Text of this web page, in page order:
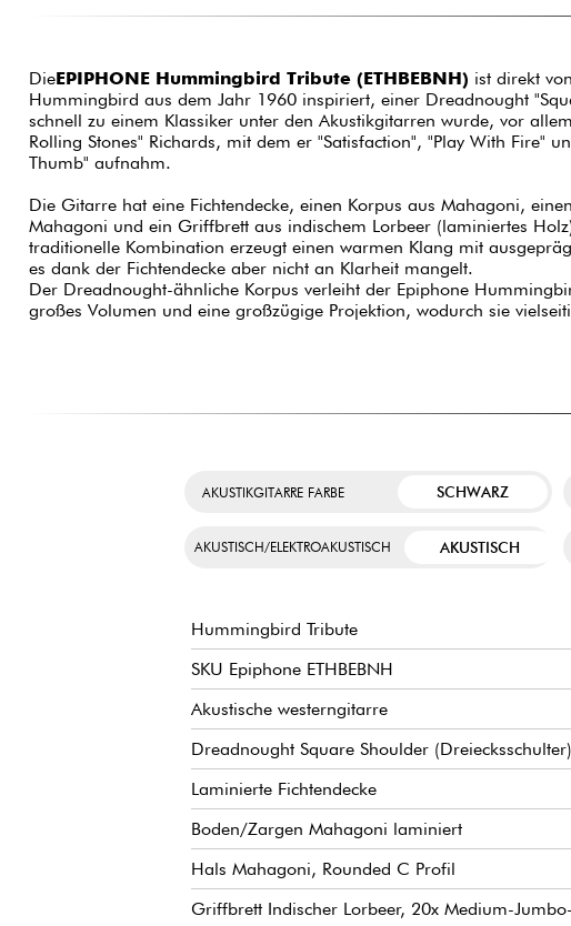
DieEPIPHONE Hummingbird Tribute (ETHBEBNH) ist direkt
Hummingbird aus dem Jahr 1960 inspiriert, einer Dreadnought
schnell zu einem Klassiker unter den Akustikgitarren wurde, vor
Rolling Stones" Richards, mit dem er "Satisfaction", "Play With Fire"
Thumb" aufnahm.
Die Gitarre hat eine Fichtendecke, einen Korpus aus Mahagoni,
Mahagoni und ein Griffbrett aus indischem Lorbeer (laminiertes
traditionelle Kombination erzeugt einen warmen Klang mit
es dank der Fichtendecke aber nicht an Klarheit mangelt.
Der Dreadnought-ähnliche Korpus verleiht der Epiphone
großes Volumen und eine großzügige Projektion, wodurch sie
AKUSTIKGITARRE FARBE SCHWARZ
AKUSTISCH/ELEKTROAKUSTISCH AKUSTISCH
Hummingbird Tribute
SKU Epiphone ETHBEBNH
Akustische westerngitarre
Dreadnought Square Shoulder (Dreiecksschulter)
Laminierte Fichtendecke
Boden/Zargen Mahagoni laminiert
Hals Mahagoni, Rounded C Profil
Griffbrett Indischer Lorbeer, 20x Medium-